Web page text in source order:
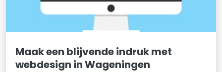
Maak een blijvende indruk met
webdesign in Wageningen